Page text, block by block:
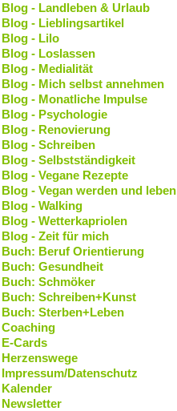
Blog - Landleben & Urlaub
Blog - Lieblingsartikel
Blog - Lilo
Blog - Loslassen
Blog - Medialität
Blog - Mich selbst annehmen
Blog - Monatliche Impulse
Blog - Psychologie
Blog - Renovierung
Blog - Schreiben
Blog - Selbstständigkeit
Blog - Vegane Rezepte
Blog - Vegan werden und leben
Blog - Walking
Blog - Wetterkapriolen
Blog - Zeit für mich
Buch: Beruf Orientierung
Buch: Gesundheit
Buch: Schmöker
Buch: Schreiben+Kunst
Buch: Sterben+Leben
Coaching
E-Cards
Herzenswege
Impressum/Datenschutz
Kalender
Newsletter